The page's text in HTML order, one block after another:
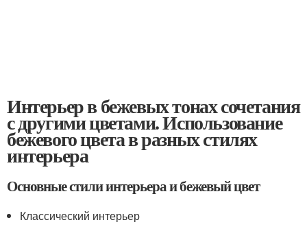
Интерьер в бежевых тонах сочетания
с другими цветами. Использование
бежевого цвета в разных стилях
интерьера
Основные стили интерьера и бежевый цвет
Классический интерьер